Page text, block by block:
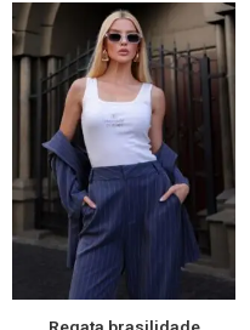
Este
produto
tem
várias
variantes.
opções
podem
ser
escolhidas
na
página